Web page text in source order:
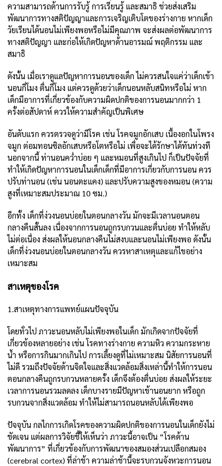
ความสามารถด้านการรับรู้ การเรียนรู้ และสมาธิ ช่วยส่งเสริม
พัฒนาการทางสติปัญญาและการเจริญเติบโตของร่างกาย หากเด็ก
วัยเรียนได้นอนไม่เพียงพอหรือไม่มีคุณภาพ จะส่งผลต่อพัฒนาการ
ทางสติปัญญา และก่อให้เกิดปัญหาด้านอารมณ์ พฤติกรรม และ
สมาธิ
ดังนั้น เมื่อเราดูแลปัญหาการนอนของเด็ก ไม่ควรสนใจแค่ว่าเด็กเข้า
นอนกี่โมง ตื่นกี่โมง แต่ควรดูด้วยว่าเด็กนอนหลับสนิทหรือไม่ หาก
เด็กมีอาการที่เกี่ยวข้องกับความผิดปกติของการนอนมากกว่า 1
ครั้งต่อสัปดาห์ ควรให้ความสำคัญเป็นพิเศษ
อันดับแรก ควรตรวจดูว่ามีโรค เช่น โรคจมูกอักเสบ เนื้องอกในโพรง
จมูก ต่อมทอนซิลอักเสบหรือโตหรือไม่ เพื่อจะได้รักษาได้ทันท่วงที
นอกจากนี้ ท่านอนคว่ำบ่อย ๆ และหมอนที่สูงเกินไป ก็เป็นปัจจัยที่
ทำให้เกิดปัญหาการนอนในเด็กเด็กที่มีอาการเกี่ยวกับการนอน ควร
ปรับท่านอน (เช่น นอนตะแคง) และปรับความสูงของหมอน (ความ
สูงที่เหมาะสมประมาณ 10 ซม.)
อีกทั้ง เด็กที่ง่วงนอนบ่อยในตอนกลางวัน มักจะมีเวลานอนตอน
กลางคืนสั้นลง เนื่องจากการนอนถูกรบกวนและตื่นบ่อย ทำให้หลับ
ไม่ต่อเนื่อง ส่งผลให้นอนกลางคืนไม่สงบและนอนไม่เพียงพอ ดังนั้น
เด็กที่ง่วงนอนบ่อยในตอนกลางวัน ควรหาสาเหตุและแก้ไขอย่าง
เหมาะสม
สาเหตุของโรค
1.สาเหตุทางการแพทย์แผนปัจจุบัน
โดยทั่วไป ภาวะนอนหลับไม่เพียงพอในเด็ก มักเกิดจากปัจจัยที่
เกี่ยวข้องหลายอย่าง เช่น โรคทางร่างกาย ความหิว ความกระหาย
น้ำ หรือการกินมากเกินไป การเลี้ยงดูที่ไม่เหมาะสม นิสัยการนอนที่
ไม่ดี รวมถึงปัจจัยด้านจิตใจและสิ่งแวดล้อมสิ่งเหล่านี้ทำให้การนอน
ตอนกลางคืนถูกรบกวนหลายครั้ง เด็กจึงต้องตื่นบ่อย ส่งผลให้ระยะ
เวลาการนอนรวมลดลง เด็กบางรายมีปัญหาเข้านอนยาก หรือถูก
รบกวนจากสิ่งแวดล้อม ทำให้ไม่สามารถนอนหลับได้เพียงพอ
ปัจจุบัน กลไกการเกิดโรคของความผิดปกติของการนอนในเด็กยังไม่
ชัดเจน แต่ผลการวิจัยชี้ให้เห็นว่า ภาวะนี้อาจเป็น “โรคด้าน
พัฒนาการ” ที่เกี่ยวข้องกับการพัฒนาของสมองส่วนเปลือกสมอง
(cerebral cortex) ที่ล่าช้า ความล่าช้านี้จะรบกวนจังหวะการนอน